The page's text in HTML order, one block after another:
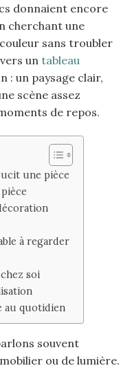
donnaient encore
cherchant une
sans troubler
un tableau
: un paysage clair,
scène assez
de repos.
une pièce
à regarder
soi
au quotidien
souvent
ou de lumière.